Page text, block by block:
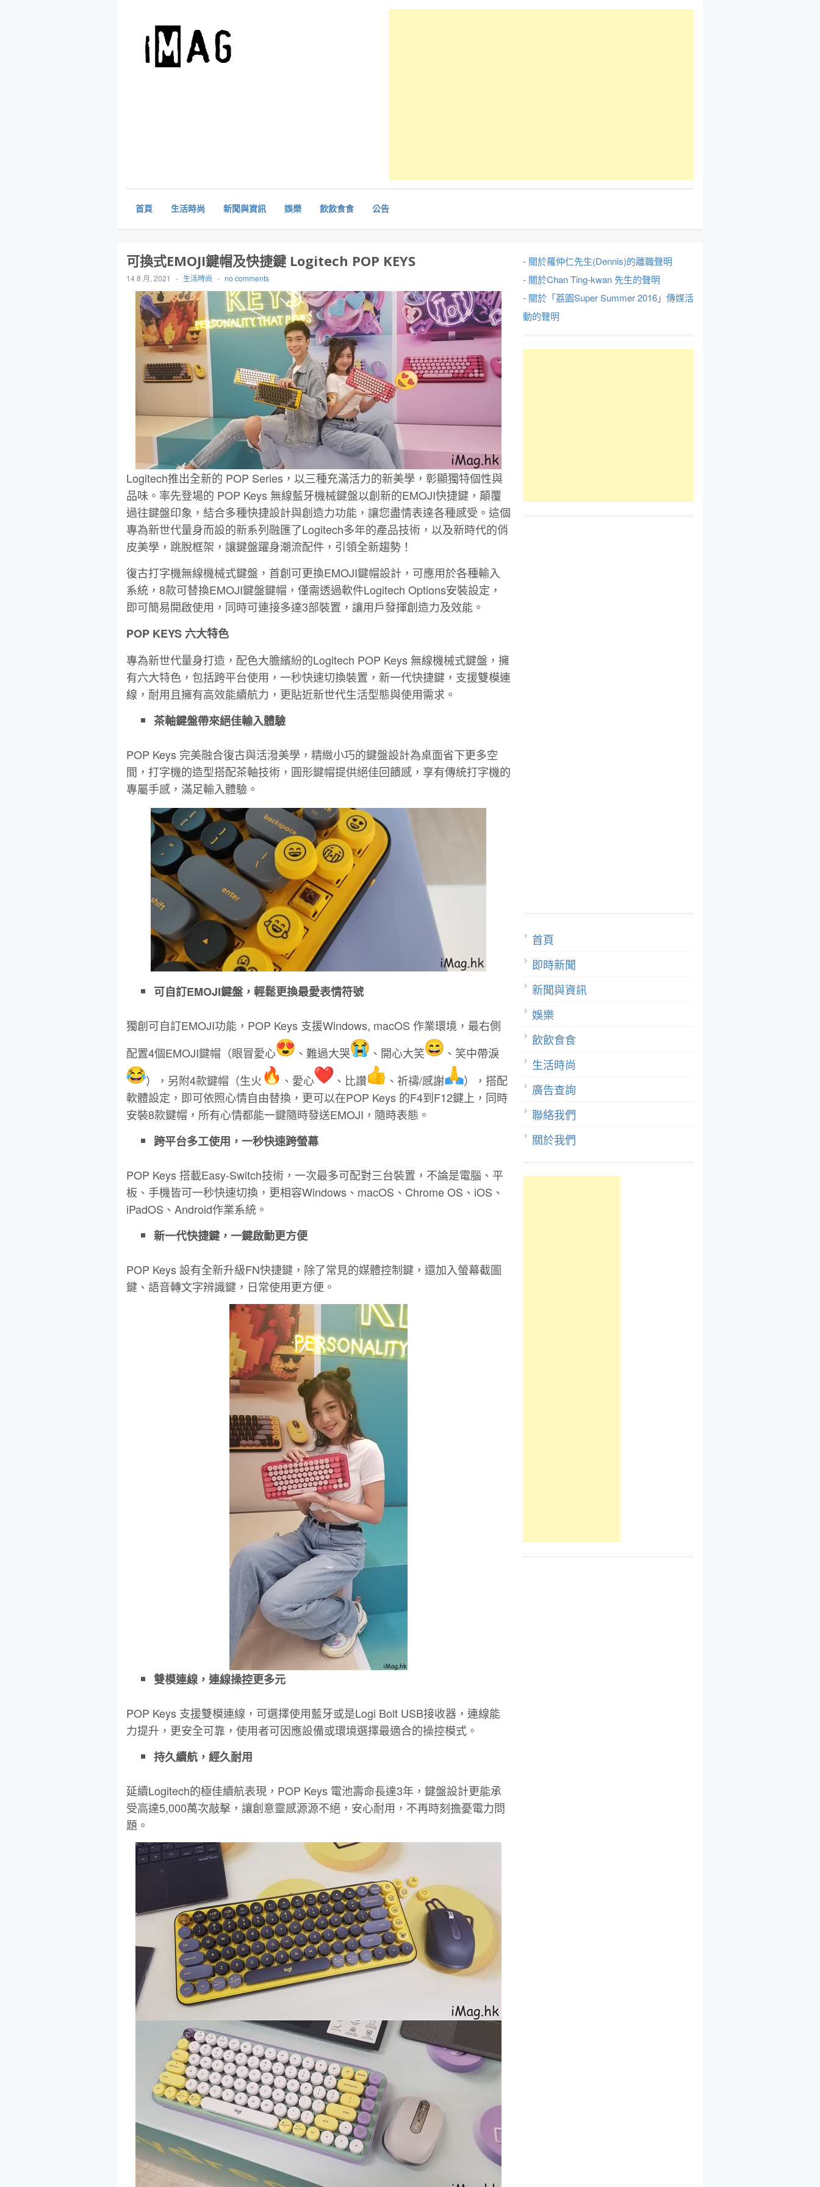
首頁 生活時尚 新聞與資訊 娛樂 飲飲食食 公告
可換式EMOJI鍵帽及快捷鍵 Logitech POP KEYS
14 8 月, 2021 - 生活時尚 - no comments
Logitech推出全新的 POP Series，以三種充滿活力的新美學，彰顯獨特個性與
品味。率先登場的 POP Keys 無線藍牙機械鍵盤以創新的EMOJI快捷鍵，顛覆
過往鍵盤印象，結合多種快捷設計與創造力功能，讓您盡情表達各種感受。這個
專為新世代量身而設的新系列融匯了Logitech多年的產品技術，以及新時代的俏
皮美學，跳脫框架，讓鍵盤躍身潮流配件，引領全新趨勢！
復古打字機無線機械式鍵盤，首創可更換EMOJI鍵帽設計，可應用於各種輸入
系統，8款可替換EMOJI鍵盤鍵帽，僅需透過軟件Logitech Options安裝設定，
即可簡易開啟使用，同時可連接多達3部裝置，讓用戶發揮創造力及效能。
POP KEYS 六大特色
專為新世代量身打造，配色大膽繽紛的Logitech POP Keys 無線機械式鍵盤，擁
有六大特色，包括跨平台使用，一秒快速切換裝置，新一代快捷鍵，支援雙模連
線，耐用且擁有高效能續航力，更貼近新世代生活型態與使用需求。
茶軸鍵盤帶來絕佳輸入體驗
POP Keys 完美融合復古與活潑美學，精緻小巧的鍵盤設計為桌面省下更多空
間，打字機的造型搭配茶軸技術，圓形鍵帽提供絕佳回饋感，享有傳統打字機的
專屬手感，滿足輸入體驗。
可自訂EMOJI鍵盤，輕鬆更換最愛表情符號
獨創可自訂EMOJI功能，POP Keys 支援Windows, macOS 作業環境，最右側
配置4個EMOJI鍵帽（眼冒愛心
、難過大哭 、開心大笑
、笑中帶淚
），另附4款鍵帽（生火
、愛心 ️、比讚 、祈禱/感謝
），搭配
軟體設定，即可依照心情自由替換，更可以在POP Keys 的F4到F12鍵上，同時
安裝8款鍵帽，所有心情都能一鍵隨時發送EMOJI，隨時表態。
跨平台多工使用，一秒快速跨螢幕
POP Keys 搭載Easy-Switch技術，一次最多可配對三台裝置，不論是電腦、平
板、手機皆可一秒快速切換，更相容Windows、macOS、Chrome OS、iOS、
iPadOS、Android作業系統。
新一代快捷鍵，一鍵啟動更方便
POP Keys 設有全新升級FN快捷鍵，除了常見的媒體控制鍵，還加入螢幕截圖
鍵、語音轉文字辨識鍵，日常使用更方便。
雙模連線，連線操控更多元
POP Keys 支援雙模連線，可選擇使用藍牙或是Logi Bolt USB接收器，連線能
力提升，更安全可靠，使用者可因應設備或環境選擇最適合的操控模式。
持久續航，經久耐用
延續Logitech的極佳續航表現，POP Keys 電池壽命長達3年，鍵盤設計更能承
受高達5,000萬次敲擊，讓創意靈感源源不絕，安心耐用，不再時刻擔憂電力問
題。
- 關於羅仲仁先生(Dennis)的離職聲明
- 關於Chan Ting-kwan 先生的聲明
- 關於「荔園Super Summer 2016」傳媒活
動的聲明
首頁
即時新聞
新聞與資訊
娛樂
飲飲食食
生活時尚
廣告查詢
聯絡我們
關於我們